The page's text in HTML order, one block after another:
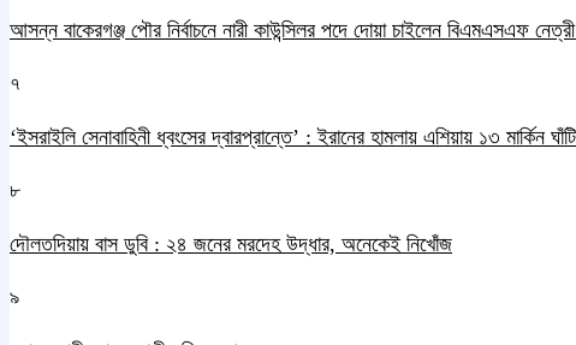
আসন্ন বাকেরগঞ্জ পৌর নির্বাচনে নারী কাউন্সিলর পদে দোয়া চাইলেন বিএমএসএফ
৭
‘ইসরাইলি সেনাবাহিনী ধ্বংসের দ্বারপ্রান্তে’ : ইরানের হামলায় এশিয়ায় ১৩ মার্কিন
৮
দৌলতদিয়ায় বাস ডুবি : ২৪ জনের মরদেহ উদ্ধার, অনেকেই নিখোঁজ
৯